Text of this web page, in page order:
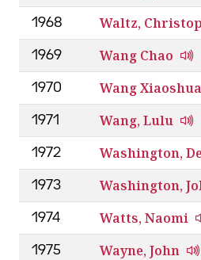
1968 Waltz,
1969 Wang Chao
1970 Wang
1971 Wang, Lulu
1972 Washington,
1973 Washington,
1974 Watts, Naomi
1975 Wayne, John